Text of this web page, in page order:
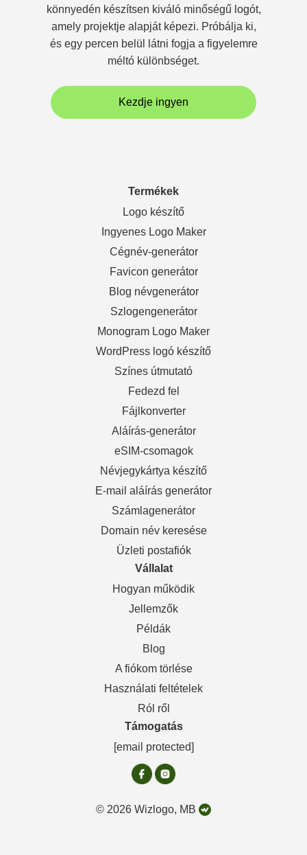
könnyedén készítsen kiváló minőségű logót,
amely projektje alapját képezi. Próbálja ki,
és egy percen belül látni fogja a figyelemre
méltó különbséget.
Kezdje ingyen
Termékek
Logo készítő
Ingyenes Logo Maker
Cégnév-generátor
Favicon generátor
Blog névgenerátor
Szlogengenerátor
Monogram Logo Maker
WordPress logó készítő
Színes útmutató
Fedezd fel
Fájlkonverter
Aláírás-generátor
eSIM-csomagok
Névjegykártya készítő
E-mail aláírás generátor
Számlagenerátor
Domain név keresése
Üzleti postafiók
Vállalat
Hogyan működik
Jellemzők
Példák
Blog
A fiókom törlése
Használati feltételek
Ról ről
Támogatás
[email protected]
© 2026 Wizlogo, MB